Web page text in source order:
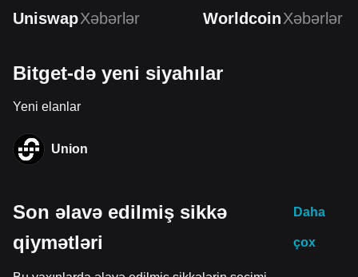
UniswapXəbərlər WorldcoinXəbərlər
Bitget-də yeni siyahılar
Yeni elanlar
Union
Son əlavə edilmiş sikkə
qiymətləri
Daha
çox